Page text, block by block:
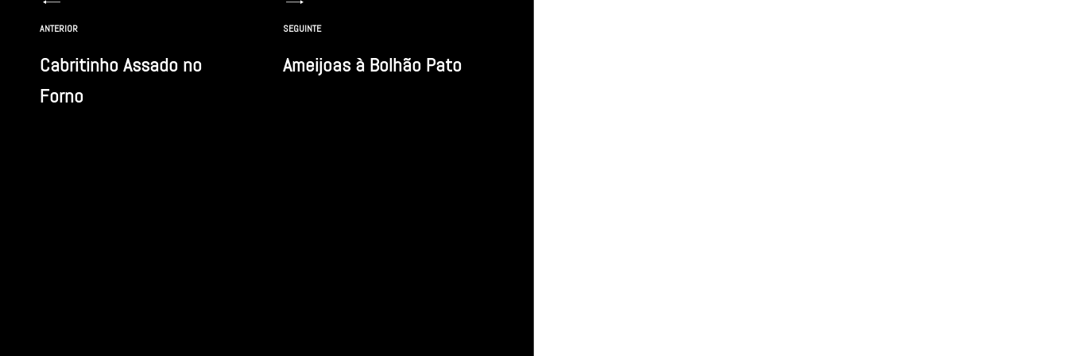
Navegação
de
artigos
ANTERIOR
Cabritinho Assado no
Forno
SEGUINTE
Ameijoas à Bolhão Pato